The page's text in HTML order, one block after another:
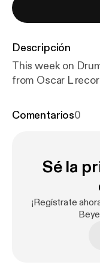
Descripción
This week on
from Oscar L
Comentarios0
Sé la
¡Regístrate